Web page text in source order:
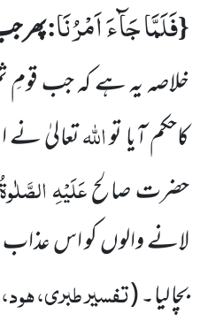
{فَلَمَّا جَآءَ اَمْرُنَا:پھر
خلاصہ یہ ہے کہ جب قومِ
کاحکم آیا تواللہتعالیٰ
حضرت صالحعَلَیْہِ
لانے والوں کو اس
بچا لیا۔(تفسیر طبری،